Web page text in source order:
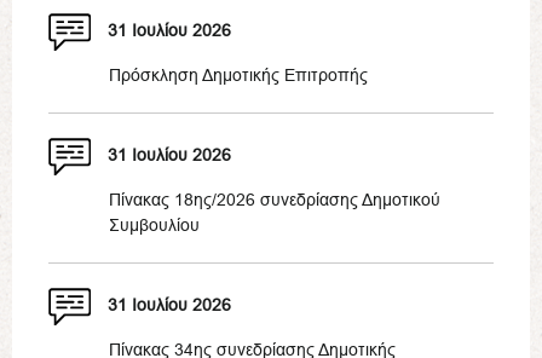
31 Ιουλίου 2026
Πρόσκληση Δημοτικής Επιτροπής
31 Ιουλίου 2026
Πίνακας 18ης/2026 συνεδρίασης Δημοτικού
Συμβουλίου
31 Ιουλίου 2026
Πίνακας 34ης συνεδρίασης Δημοτικής